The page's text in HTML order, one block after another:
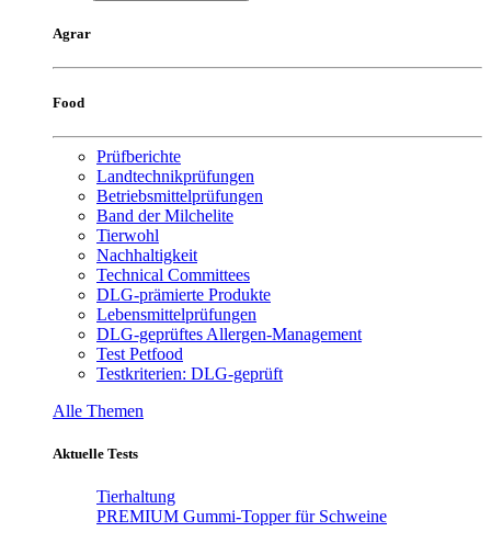
Agrar
Food
Prüfberichte
Landtechnikprüfungen
Betriebsmittelprüfungen
Band der Milchelite
Tierwohl
Nachhaltigkeit
Technical Committees
DLG-prämierte Produkte
Lebensmittelprüfungen
DLG-geprüftes Allergen-Management
Test Petfood
Testkriterien: DLG-geprüft
Alle Themen
Aktuelle Tests
Tierhaltung
PREMIUM Gummi-Topper für Schweine